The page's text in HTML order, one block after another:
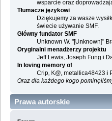
wsparcie oraz
Tłumacze językowi
Dziękujemy za wasze
świecie używanie SMF.
Główny fundator SMF
Unknown W. "[Unknown]"
Oryginalni menadżerzy projektu
Jeff Lewis, Joseph Fung i
In loving memory of
Crip, K@, metallica48423 i
Oraz dla każdego kogo
Prawa autorskie